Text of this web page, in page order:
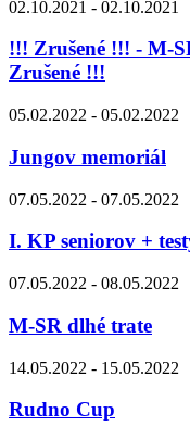
02.10.2021 - 02.10.2021
!!! Zrušené !!! - M-
Zrušené !!!
05.02.2022 - 05.02.2022
Jungov memoriál
07.05.2022 - 07.05.2022
I. KP seniorov +
07.05.2022 - 08.05.2022
M-SR dlhé trate
14.05.2022 - 15.05.2022
Rudno Cup